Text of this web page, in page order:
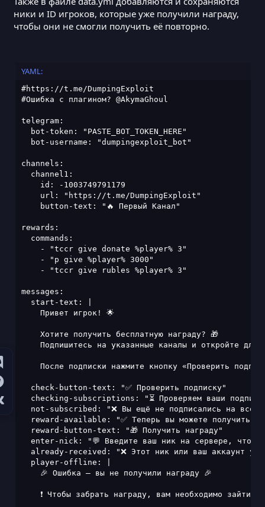
ники и ID игроков, которые уже получили награду,
чтобы они не смогли получить её повторно.
YAML:
#https://t.me/DumpingExploit
#Ошибка с плагином? @AkymaGhoul
telegram:
  bot-token: "PASTE_BOT_TOKEN_HERE"
  bot-username: "dumpingexploit_bot"
channels:
  channel1:
    id: -1003749791179
    url: "https://t.me/DumpingExploit"
    button-text: "🔥 Первый Канал"
rewards:
  commands:
    - "tccr give donate %player% 3"
    - "p give %player% 3000"
    - "tccr give rubles %player% 3"
messages:
  start-text: |
    Привет игрок! 🌟
    Хотите получить бесплатную награду? 🎁
Подпишитесь на указанные каналы и откройте для
После подписки нажмите кнопку «Проверить
  check-button-text: "✅ Проверить подписку"
checking-subscriptions: "⏳ Проверяем ваши
not-subscribed: "❌ Вы ещё не подписались на все
reward-available: "✅ Теперь вы можете получить
  reward-button-text: "🎁 Получить награду"
enter-nick: "💬 Введите ваш ник на сервере, чтобы
already-received: "❌ Этот ник или ваш аккаунт
  player-offline: |
    🎉 Ошибка — вы не получили награду 🎉
❗ Чтобы забрать награду, вам необходимо зайти